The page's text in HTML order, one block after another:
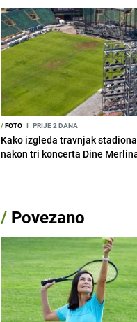
/FOTO I PRIJE 2 DANA
Kako izgleda travnjak
nakon tri koncerta Dine
/ Povezano